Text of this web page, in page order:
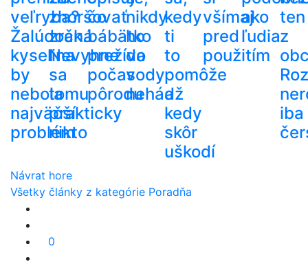
veľryba?
Žalúdočná
kyselina
by
nebola
najväčší
problém
zhoršovať
zrak.
Nevyhne
sa
tomu
prakticky
nikto
čo
bábätko
prežíva
počas
pôrodu
nikdy
ho
do
vody
nehádž
kedy
ti
to
pomôže
a
kedy
skôr
uškodí
všímaj
pred
použitím
ako
ľudia
ten
z
iba
Návrat hore
Všetky články z kategórie Poradňa
0